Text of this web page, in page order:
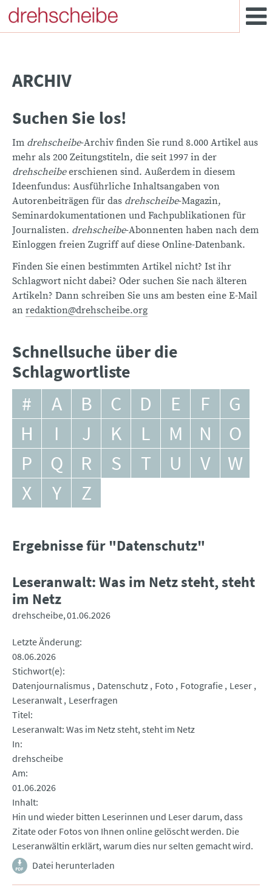
ARCHIV
Suchen Sie los!
Im drehscheibe-Archiv finden Sie rund 8.000 Artikel aus
mehr als 200 Zeitungstiteln, die seit 1997 in der
drehscheibeerschienen sind. Außerdem in diesem
Ideenfundus: Ausführliche Inhaltsangaben von
Autorenbeiträgen für das drehscheibe-Magazin,
Seminardokumentationen und Fachpublikationen für
Journalisten. drehscheibe-Abonnenten haben nach dem
Einloggen freien Zugriff auf diese Online-Datenbank.
Finden Sie einen bestimmten Artikel nicht? Ist ihr
Schlagwort nicht dabei? Oder suchen Sie nach älteren
Artikeln? Dann schreiben Sie uns am besten eine E-Mail
an redaktion@drehscheibe.org
Schnellsuche über die
Schlagwortliste
# A B C D E F
G
H
I J K L M N
O
P
Q R S T U V
W
X
Y Z
Ergebnisse für "Datenschutz"
Leseranwalt: Was im Netz steht, steht
im Netz
drehscheibe 01.06.2026
Letzte Änderung
08.06.2026
Stichwort(e)
Datenjournalismus
Datenschutz Foto Fotografie Leser
Leseranwalt Leserfragen
Titel
Leseranwalt: Was im Netz steht, steht im Netz
In
drehscheibe
Am
01.06.2026
Inhalt
Hin und wieder bitten Leserinnen und Leser darum, dass
Zitate oder Fotos von Ihnen online gelöscht werden. Die
Leseranwältin erklärt, warum dies nur selten gemacht wird.
Datei herunterladen